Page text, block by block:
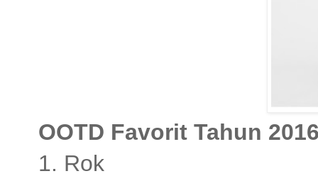
OOTD Favorit Tahun
1. Rok